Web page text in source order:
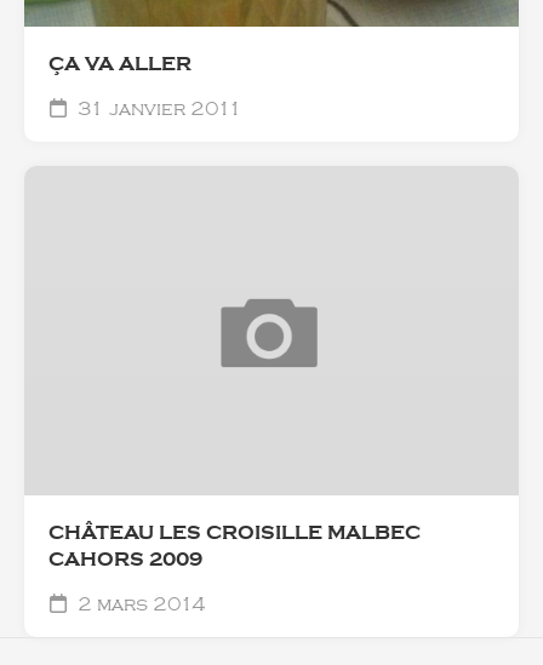
ÇA VA ALLER
31 janvier 2011
CHÂTEAU LES CROISILLE MALBEC
CAHORS 2009
2 mars 2014